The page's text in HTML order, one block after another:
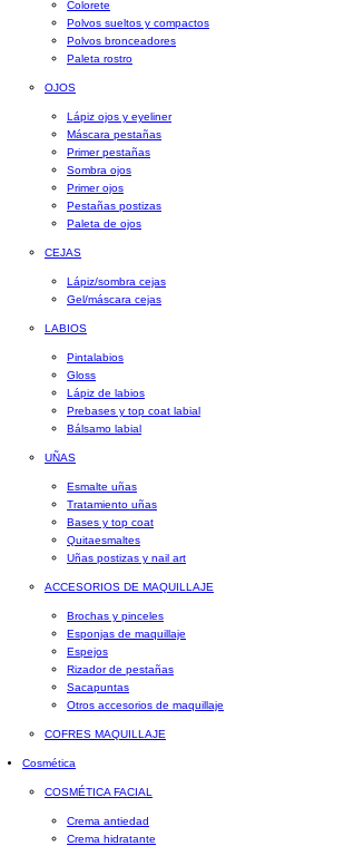
Colorete
Polvos sueltos y compactos
Polvos bronceadores
Paleta rostro
OJOS
Lápiz ojos y eyeliner
Máscara pestañas
Primer pestañas
Sombra ojos
Primer ojos
Pestañas postizas
Paleta de ojos
CEJAS
Lápiz/sombra cejas
Gel/máscara cejas
LABIOS
Pintalabios
Gloss
Lápiz de labios
Prebases y top coat labial
Bálsamo labial
UÑAS
Esmalte uñas
Tratamiento uñas
Bases y top coat
Quitaesmaltes
Uñas postizas y nail art
ACCESORIOS DE MAQUILLAJE
Brochas y pinceles
Esponjas de maquillaje
Espejos
Rizador de pestañas
Sacapuntas
Otros accesorios de maquillaje
COFRES MAQUILLAJE
Cosmética
COSMÉTICA FACIAL
Crema antiedad
Crema hidratante